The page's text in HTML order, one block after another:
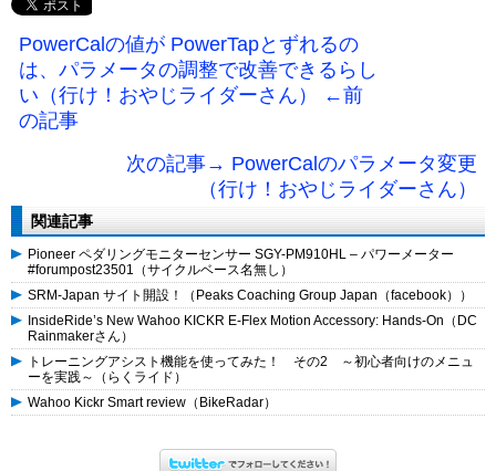
PowerCalの値が PowerTapとずれるの
は、パラメータの調整で改善できるらし
い（行け！おやじライダーさん） ←前
の記事
次の記事→ PowerCalのパラメータ変更
（行け！おやじライダーさん）
関連記事
Pioneer ペダリングモニターセンサー SGY-PM910HL – パワーメーター
#forumpost23501（サイクルベース名無し）
SRM-Japan サイト開設！（Peaks Coaching Group Japan（facebook））
InsideRide’s New Wahoo KICKR E-Flex Motion Accessory: Hands-On（DC
Rainmakerさん）
トレーニングアシスト機能を使ってみた！ その2 ～初心者向けのメニュ
ーを実践～（らくライド）
Wahoo Kickr Smart review（BikeRadar）